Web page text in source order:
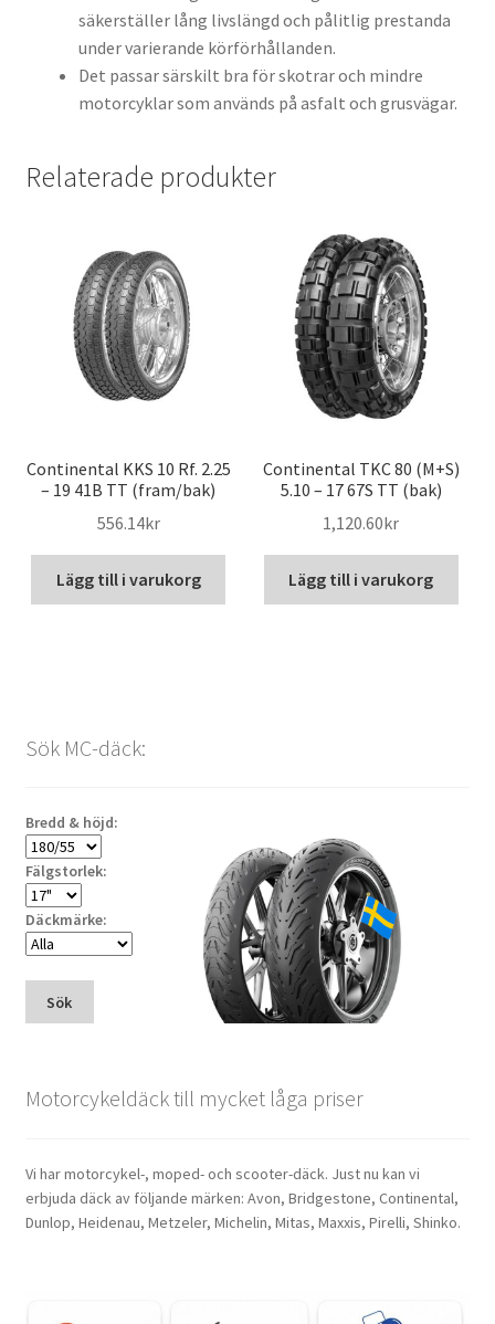
säkerställer lång livslängd och pålitlig prestanda
under varierande körförhållanden.
Det passar särskilt bra för skotrar och mindre
motorcyklar som används på asfalt och grusvägar.
Relaterade produkter
Continental KKS 10 Rf. 2.25
– 19 41B TT (fram/bak)
556.14kr
Lägg till i varukorg
Continental TKC 80 (M+S)
5.10 – 17 67S TT (bak)
1,120.60kr
Lägg till i varukorg
Sök MC-däck:
Bredd & höjd:
Fälgstorlek:
Däckmärke:
Sök
Motorcykeldäck till mycket låga priser
Vi har motorcykel-, moped- och scooter-däck. Just nu kan vi
erbjuda däck av följande märken: Avon, Bridgestone, Continental,
Dunlop, Heidenau, Metzeler, Michelin, Mitas, Maxxis, Pirelli, Shinko.